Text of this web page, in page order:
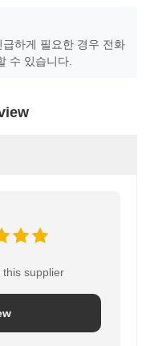
하게 필요한 경우 전화
수 있습니다.
supplier